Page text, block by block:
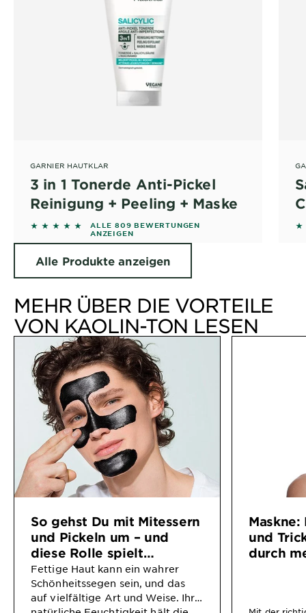
GARNIER HAUTKLAR
3 in 1 Tonerde Anti-Pickel
Reinigung + Peeling + Maske
4.7256 out of 5 stars based on reviews
ALLE 809 BEWERTUNGEN
ANZEIGEN
Alle Produkte anzeigen
MEHR ÜBER DIE VORTEILE
VON KAOLIN-TON LESEN
So gehst Du mit Mitessern
und Pickeln um – und
diese Rolle spielt
Aktivkohle dabei
Fettige Haut kann ein wahrer
Schönheitssegen sein, und das
auf vielfältige Art und Weise. Ihre
und
durch